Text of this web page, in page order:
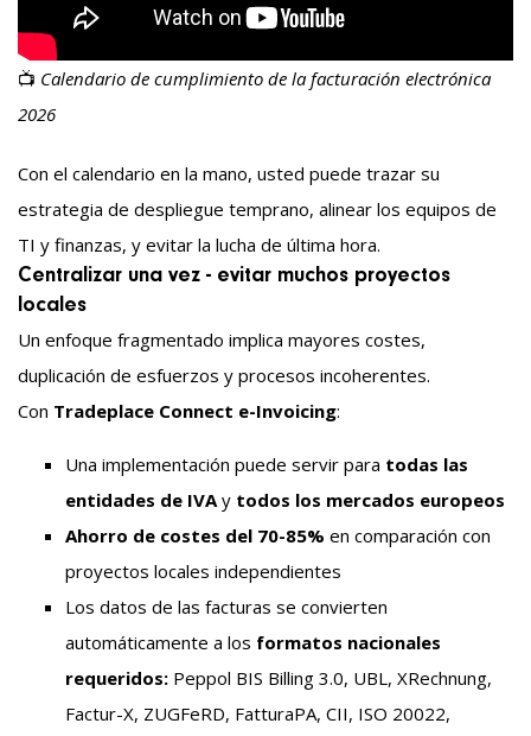
📺 Calendario de cumplimiento de la facturación electrónica
2026
Con el calendario en la mano, usted puede trazar su
estrategia de despliegue temprano, alinear los equipos de
TI y finanzas, y evitar la lucha de última hora.
Centralizar una vez - evitar muchos proyectos
locales
Un enfoque fragmentado implica mayores costes,
duplicación de esfuerzos y procesos incoherentes.
Con Tradeplace Connect e-Invoicing:
Una implementación puede servir para todas las
entidades de IVAy todos los mercados europeos
Ahorro de costes del 70-85% en comparación con
proyectos locales independientes
Los datos de las facturas se convierten
automáticamente a los formatos nacionales
requeridos: Peppol BIS Billing 3.0, UBL, XRechnung,
Factur-X, ZUGFeRD, FatturaPA, CII, ISO 20022,